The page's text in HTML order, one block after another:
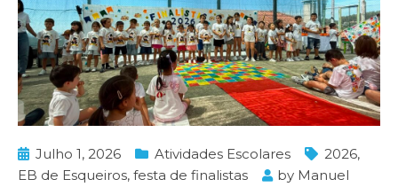
Julho 1, 2026 Atividades Escolares 2026,
EB de Esqueiros, festa de finalistas by Manuel